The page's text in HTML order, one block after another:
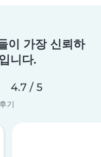
이 가장 신뢰하
니다.
4.7 / 5
기